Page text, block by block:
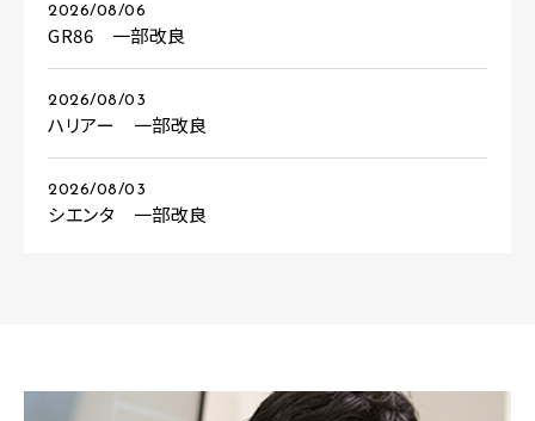
2026/08/06
GR86 一部改良
2026/08/03
ハリアー 一部改良
2026/08/03
シエンタ 一部改良